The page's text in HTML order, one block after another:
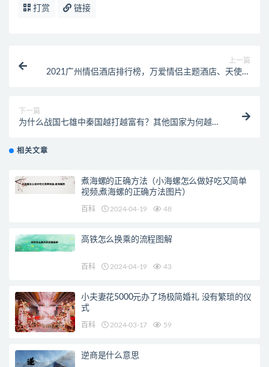
打赏 链接
上一篇
2021广州情侣酒店排行榜，万爱情侣主题酒店、天使恋
下一篇
为什么战国七雄中秦国越打越富有？其他国家为何越打
相关文章
煮海螺的正确方法（小海螺怎么做好吃又简单
视频,煮海螺的正确方法图片）
百科 2024-04-19 48
高铁怎么换乘的流程图解
百科 2024-04-19 43
小夫妻花5000元办了场极简婚礼 没有繁琐的仪
式
百科 2024-03-17 59
逆商是什么意思